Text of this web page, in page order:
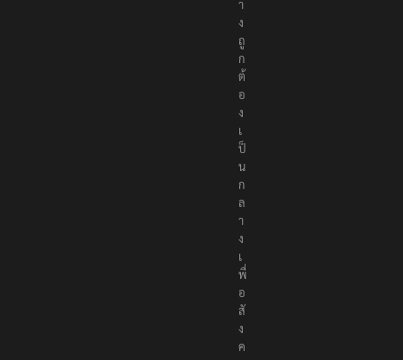
า
ง
ถู
ก
ต้
อ
ง
เ
ป็
น
ก
ล
า
ง
เ
พื่
อ
สั
ง
ค